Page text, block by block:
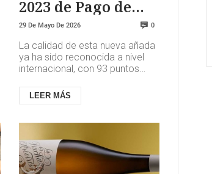
2023 de Pago de
Otazu
29 De Mayo De 2026 0
La calidad de esta nueva añada
ya ha sido reconocida a nivel
internacional, con 93 puntos
Wine Advocate 2025 y la G...
LEER MÁS